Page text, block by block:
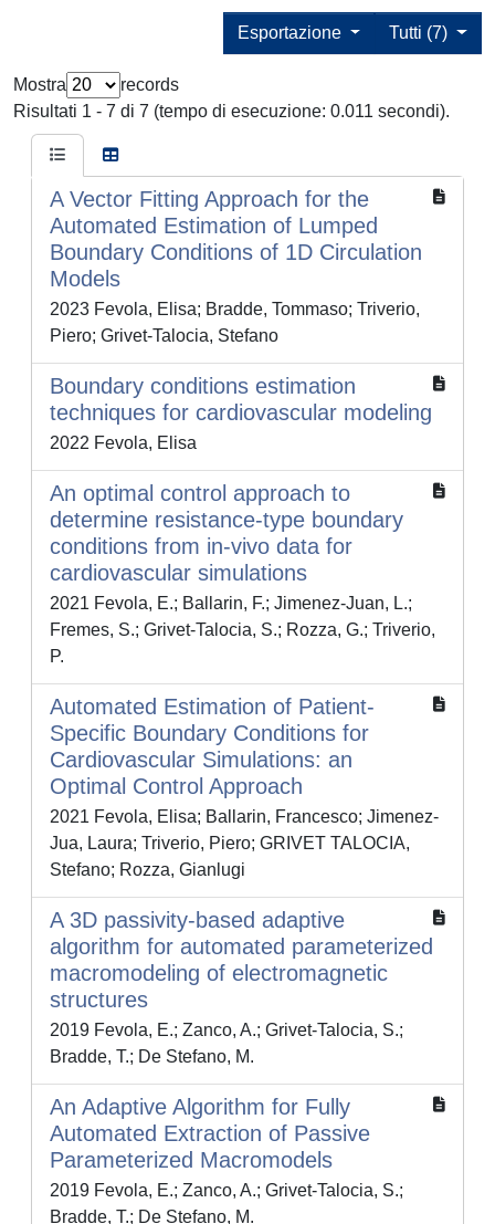
Tutti (7)
Esportazione
Mostra
records
Risultati 1 - 7 di 7 (tempo di esecuzione: 0.011 secondi).
A Vector Fitting Approach for the
Automated Estimation of Lumped
Boundary Conditions of 1D Circulation
Models
2023 Fevola, Elisa; Bradde, Tommaso; Triverio,
Piero; Grivet-Talocia, Stefano
Boundary conditions estimation
techniques for cardiovascular modeling
2022 Fevola, Elisa
An optimal control approach to
determine resistance-type boundary
conditions from in-vivo data for
cardiovascular simulations
2021 Fevola, E.; Ballarin, F.; Jimenez-Juan, L.;
Fremes, S.; Grivet-Talocia, S.; Rozza, G.; Triverio,
P.
Automated Estimation of Patient-
Specific Boundary Conditions for
Cardiovascular Simulations: an
Optimal Control Approach
2021 Fevola, Elisa; Ballarin, Francesco; Jimenez-
Jua, Laura; Triverio, Piero; GRIVET TALOCIA,
Stefano; Rozza, Gianlugi
A 3D passivity-based adaptive
algorithm for automated parameterized
macromodeling of electromagnetic
structures
2019 Fevola, E.; Zanco, A.; Grivet-Talocia, S.;
Bradde, T.; De Stefano, M.
An Adaptive Algorithm for Fully
Automated Extraction of Passive
Parameterized Macromodels
2019 Fevola, E.; Zanco, A.; Grivet-Talocia, S.;
Bradde, T.; De Stefano, M.